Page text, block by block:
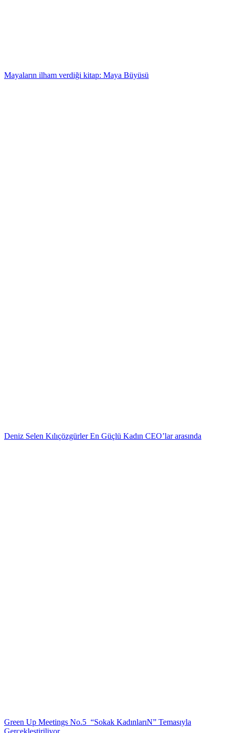
Mayaların ilham verdiği kitap: Maya Büyüsü
Deniz Selen Kılıçözgürler En Güçlü Kadın CEO’lar arasında
Green Up Meetings No.5 “Sokak KadınlarıN” Temasıyla
Gerçekleştiriliyor